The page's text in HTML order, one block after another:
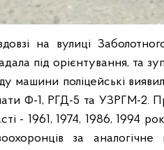
на вулиці
під орієнтування, та
машини поліцейські
Ф-1, РГД-5 та УЗРГМ-2.
- 1961, 1974, 1986, 1994
за аналогічне